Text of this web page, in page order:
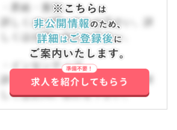
・昇給・賞与
詳しくはお問い合わせ下さい。詳
しくはお問い合わせ下さい。
・インセンティブ
詳しくはお問い合わせ下さい。詳
しくはお問い合わせ下さい。